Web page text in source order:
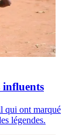
influents
qui ont marqué
légendes.